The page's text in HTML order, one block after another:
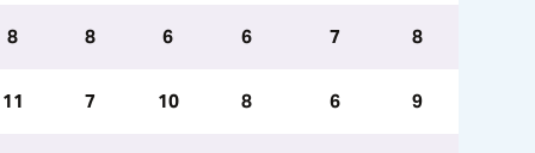
8 8 6 6 7 8
11 7 10 8 6 9